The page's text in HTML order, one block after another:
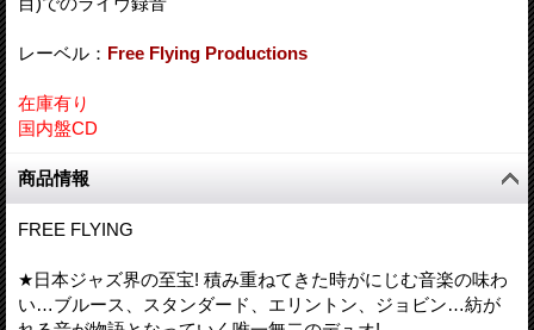
レーベル： Free Flying Productions
在庫有り
国内盤CD
商品情報
FREE FLYING
★日本ジャズ界の至宝! 積み重ねてきた時がにじむ音楽の味わ
い…ブルース、スタンダード、エリントン、ジョビン…紡が